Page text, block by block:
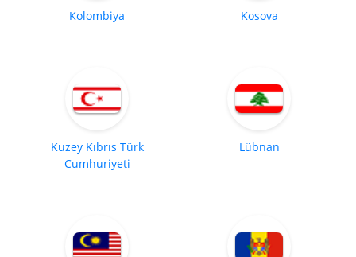
Kolombiya Kosova
Kuzey Kıbrıs Türk
Cumhuriyeti
Lübnan